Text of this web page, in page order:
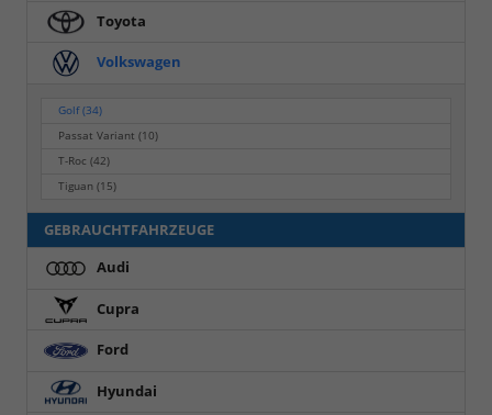
Toyota
Volkswagen
Golf(34)
Passat Variant(10)
T-Roc(42)
Tiguan(15)
GEBRAUCHTFAHRZEUGE
Audi
Cupra
Ford
Hyundai